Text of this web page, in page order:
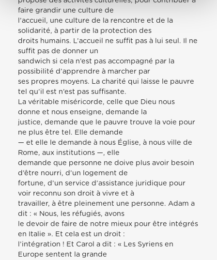
faire grandir une culture de
l’accueil, une culture de la rencontre et de la
solidarité, à partir de la protection des
droits humains. L’accueil ne suffit pas à lui seul. Il ne
suffit pas de donner un
sandwich si cela n’est pas accompagné par la
possibilité d’apprendre à marcher par
ses propres moyens. La charité qui laisse le pauvre
tel qu’il est n’est pas suffisante.
La véritable miséricorde, celle que Dieu nous
donne et nous enseigne, demande la
justice, demande que le pauvre trouve la voie pour
ne plus être tel. Elle demande
— et elle le demande à nous Église, à nous ville de
Rome, aux institutions —, elle
demande que personne ne doive plus avoir besoin
d’être nourri, d’un logement de
fortune, d’un service d’assistance juridique pour
voir reconnu son droit à vivre et à
travailler, à être pleinement une personne. Adam a
dit : « Nous, les réfugiés, avons
le devoir de faire de notre mieux pour être intégrés
en Italie ». Et cela est un droit :
l’intégration ! Et Carol a dit : « Les Syriens en
Europe sentent la grande